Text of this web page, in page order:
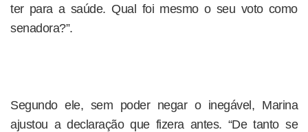
ter para a saúde. Qual foi mesmo o seu voto como
senadora?”.
Segundo ele, sem poder negar o inegável, Marina
ajustou a declaração que fizera antes. “De tanto se